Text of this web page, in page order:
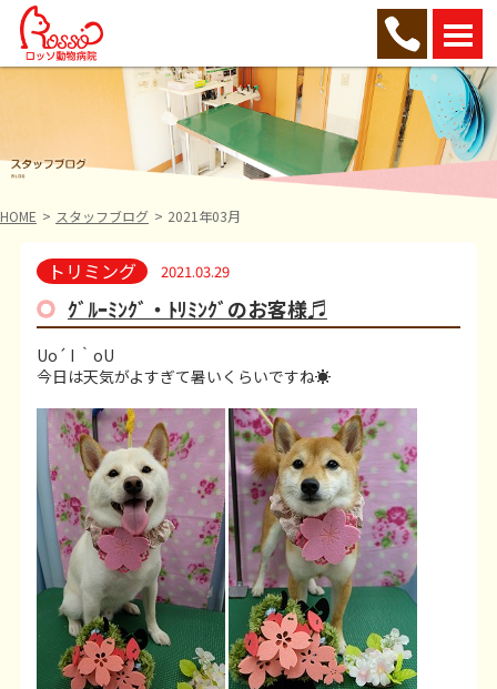
HOME スタッフブログ 2021年03月
トリミング 2021.03.29
ｸﾞﾙｰﾐﾝｸﾞ・ﾄﾘﾐﾝｸﾞのお客様♬
Uo´ I ｀oU
今日は天気がよすぎて暑いくらいですね☀